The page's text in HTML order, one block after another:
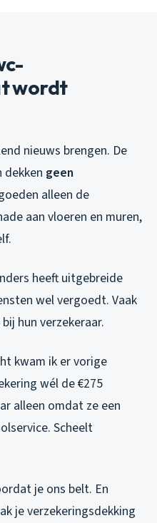
wordt
nieuws brengen. De
dekken geen
alleen de
aan vloeren en muren,
heeft uitgebreide
wel vergoedt. Vaak
hun verzekeraar.
kwam ik er vorige
wél de €275
alleen omdat ze een
Scheelt
je ons belt. En
je verzekeringsdekking